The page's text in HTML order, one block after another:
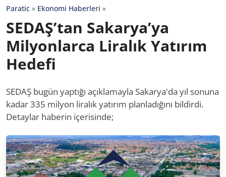
Paratic » Ekonomi Haberleri »
SEDAŞ’tan Sakarya’ya
Milyonlarca Liralık Yatırım
Hedefi
SEDAŞ bugün yaptığı açıklamayla Sakarya'da yıl sonuna
kadar 335 milyon liralık yatırım planladığını bildirdi.
Detaylar haberin içerisinde;